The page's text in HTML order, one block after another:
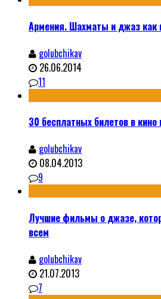
Армения. Шахматы и джаз как
golubchikav
26.06.2014
11
30 бесплатных билетов в
golubchikav
08.04.2013
9
Лучшие фильмы о джазе,
всем
golubchikav
21.07.2013
7